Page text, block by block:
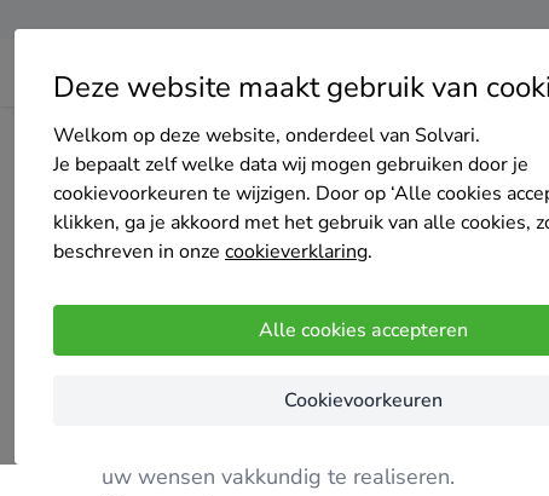
Deze website maakt gebruik van
Welkom op deze website, onderdeel van Solvari.
Je bepaalt zelf welke data wij mogen gebruiken door je
cookievoorkeuren te wijzigen. Door op ‘Alle cookies
klikken, ga je akkoord met het gebruik van alle cookies,
beschreven in onze cookieverklaring.
Alle cookies accepteren
Cookievoorkeuren
Home Bedrijven overzicht Ron Hurkens Bouwservice
Ron Hurkens Bouwservice
Nog geen reviews
Ron Hurkens Bouwservice is uw
uw wensen vakkundig te realiseren.